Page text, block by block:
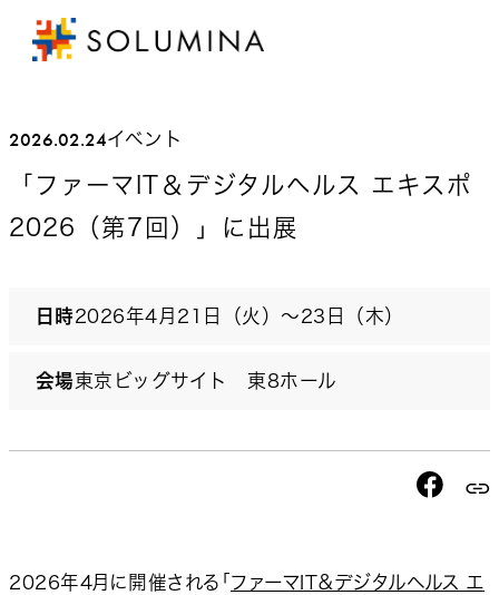
2026.02.24イベント
「ファーマIT＆デジタルヘルス エキスポ
2026（第7回）」に出展
日時2026年4月21日（火）～23日（木）
会場東京ビッグサイト 東8ホール
2026年4月に開催される「 ファーマIT＆デジタルヘルス エ